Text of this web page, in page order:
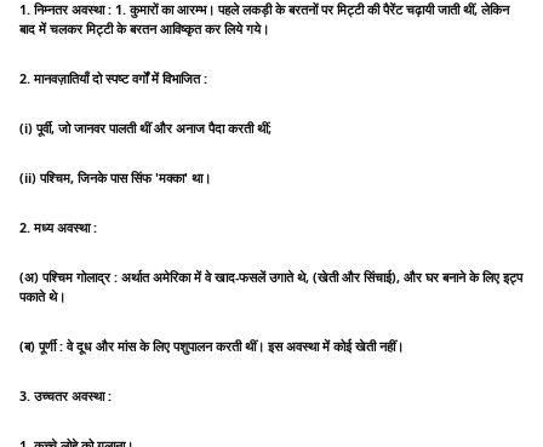
1. निम्नतर अवस्था : 1. कुमारों का आरम्भ। पहले लकड़ी के बरतनों पर मिट्टी की पैरेंट चढ़ायी जाती थीं, लेकिन
बाद में चलकर मिट्टी के बरतन आविष्कृत कर लिये गये।
2. मानवज़ातियाँ दो स्पष्ट वर्गों में विभाजित :
(i) पूर्वी, जो जानवर पालती थीं और अनाज पैदा करती थीं;
(ii) पश्चिम, जिनके पास सिंफ 'मक्का' था।
2. मध्य अवस्था :
(अ) पश्चिम गोलाद्र : अर्थात अमेरिका में वे खाद-फसलें उगाते थे, (खेती और सिंचाई), और घर बनाने के लिए इट्प
पकाते थे।
(ब) पूर्णी : वे दूध और मांस के लिए पशुपालन करती थीं। इस अवस्था में कोई खेती नहीं।
3. उच्चतर अवस्था :